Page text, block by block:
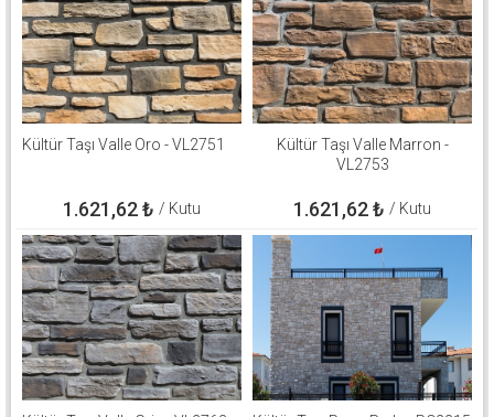
Kültür Taşı Valle Oro - VL2751
1.621,62₺ / Kutu
Kültür Taşı Valle Marron -
VL2753
1.621,62₺ / Kutu